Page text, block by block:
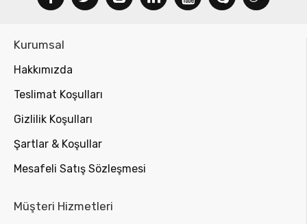
Kurumsal
Hakkımızda
Teslimat Koşulları
Gizlilik Koşulları
Şartlar & Koşullar
Mesafeli Satış Sözleşmesi
Müşteri Hizmetleri